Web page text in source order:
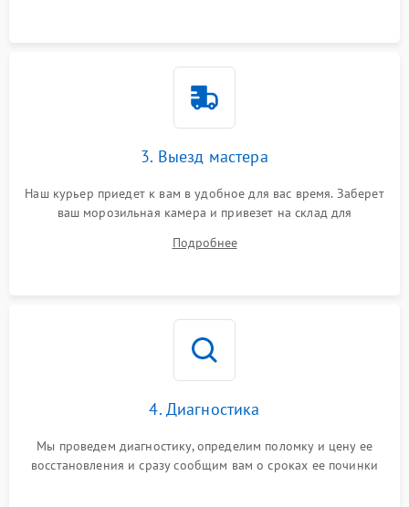
3. Выезд мастера
Наш курьер приедет к вам в удобное для вас время. Заберет
ваш морозильная камера и привезет на склад для
Подробнее
4. Диагностика
Мы проведем диагностику, определим поломку и цену ее
восстановления и сразу сообщим вам о сроках ее починки